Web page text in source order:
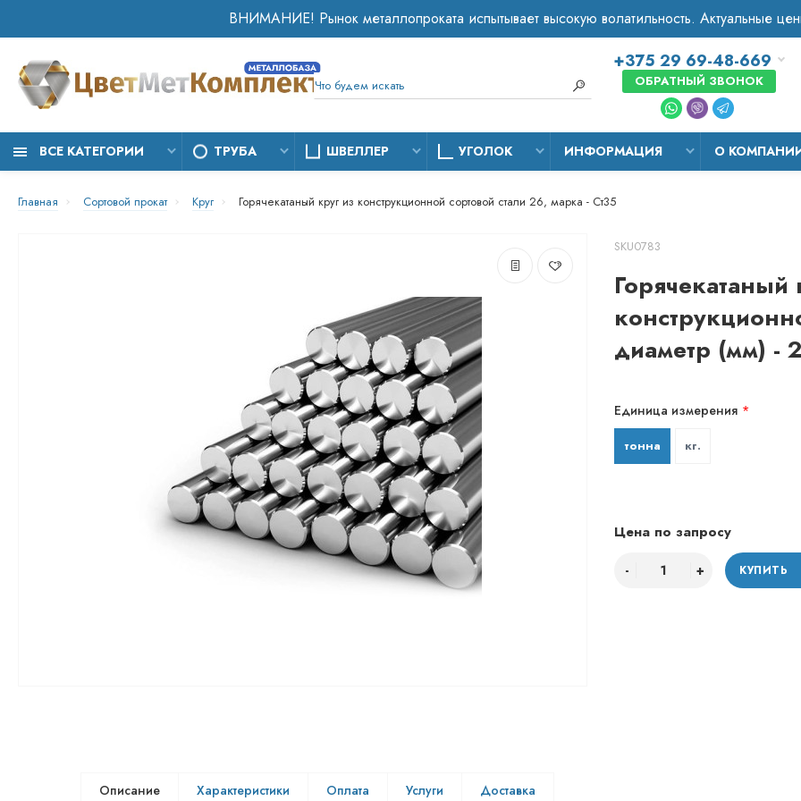
+375 29 69-48-669
ОБРАТНЫЙ ЗВОНОК
ВСЕ КАТЕГОРИИ ТРУБА ШВЕЛЛЕР УГОЛОК ИНФОРМАЦИЯ О
Главная Сортовой прокат Круг Горячекатаный круг из конструкционной сортовой стали 26, марка - Ст35
SKU0783
Горячекатаный
диаметр (мм) -
Единица измерения
тонна кг.
Цена по запросу
КУПИТЬ
Описание Характеристики Оплата Услуги Доставка